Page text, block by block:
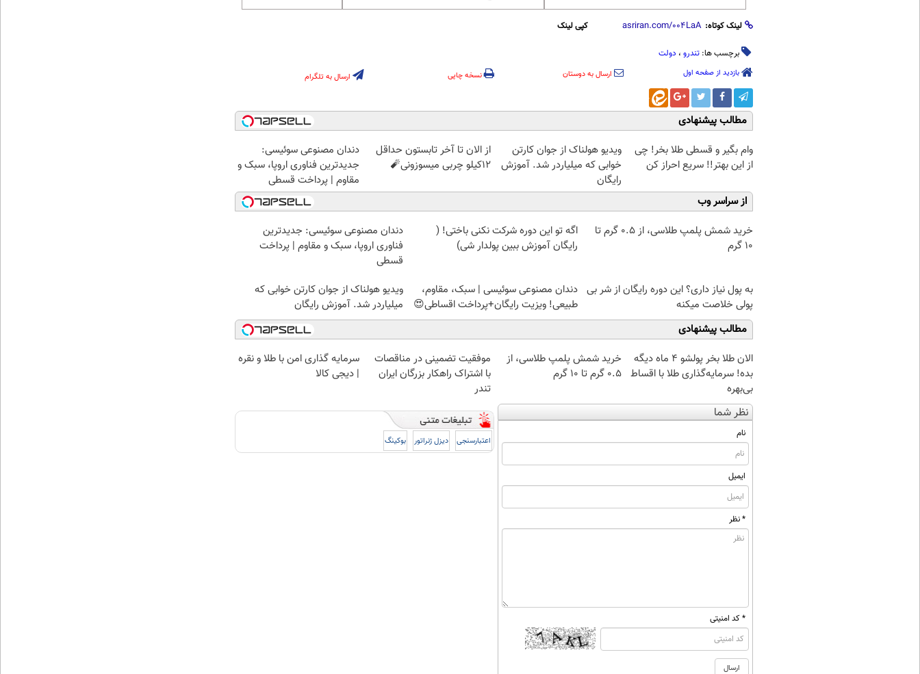
لینک کوتاه: کپی لینک
برچسب ها: تندرو ، دولت
بازدید از صفحه اول ارسال به دوستان نسخه چاپی ارسال به تلگرام
مطالب پیشنهادی
وام بگیر و قسطی طلا بخر! چی
از این بهتر!! سریع احراز کن
ویدیو هولناک از جوان کارتن
خوابی که میلیاردر شد. آموزش
رایگان
از الان تا آخر تابستون حداقل
12کیلو چربی میسوزونی🧨
دندان مصنوعی سوئیسی:
جدیدترین فناوری اروپا، سبک و
مقاوم | پرداخت قسطی
از سراسر وب
خرید شمش پلمپ طلاسی، از ۰.۵ گرم تا
۱۰ گرم
اگه تو این دوره شرکت نکنی باختی! (
رایگان آموزش ببین پولدار شی)
دندان مصنوعی سوئیسی: جدیدترین
فناوری اروپا، سبک و مقاوم | پرداخت
قسطی
به پول نیاز داری؟ این دوره رایگان از شر بی
پولی خلاصت میکنه
دندان مصنوعی سوئیسی | سبک، مقاوم،
طبیعی! ویزیت رایگان+پرداخت اقساطی😍
ویدیو هولناک از جوان کارتن خوابی که
میلیاردر شد. آموزش رایگان
مطالب پیشنهادی
الان طلا بخر پولشو 4 ماه دیگه
بده! سرمایه‌گذاری طلا با اقساط
بی‌بهره
خرید شمش پلمپ طلاسی، از
۰.۵ گرم تا ۱۰ گرم
موفقیت تضمینی در مناقصات
با اشتراک راهکار بزرگان ایران
تندر
سرمایه گذاری امن با طلا و نقره
| دیجی کالا
نظر شما
نام
ایمیل
* نظر
* کد امنیتی
اعتبارسنجی دیزل ژنراتور بوکینگ